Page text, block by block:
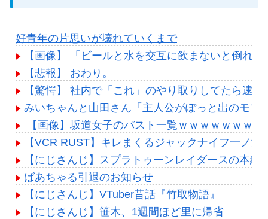
好青年の片思いが壊れていくまで
【画像】 「ビールと水を交互に飲まないと倒れ
【悲報】 おわり。
【驚愕】 社内で「これ」のやり取りしてたら逮
みいちゃんと山田さん「主人公がぽっと出のモ
【画像】坂道女子のバスト一覧ｗｗｗｗｗｗｗ
【VCR RUST】キレまくるジャックナイフ一ノ瀬
【にじさんじ】スプラトゥーンレイダースの本
ばあちゃる引退のお知らせ
【にじさんじ】VTuber昔話『竹取物語』
【にじさんじ】笹木、1週間ほど里に帰省